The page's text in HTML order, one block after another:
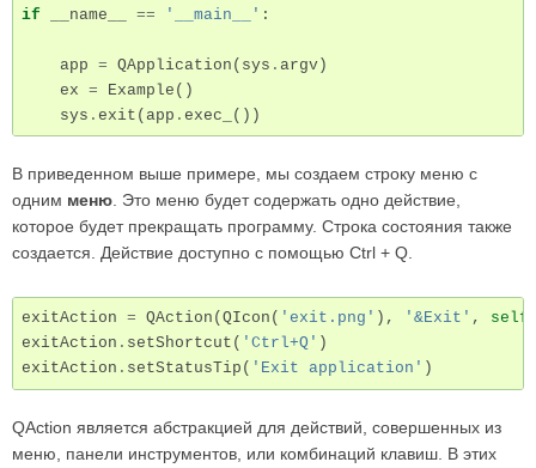
if __name__ == '__main__' :
app = QApplication ( sys . argv)
ex = Example ()
sys . exit ( app . exec_ ())
В приведенном выше примере, мы создаем строку меню с
одним меню. Это меню будет содержать одно действие,
которое будет прекращать программу. Строка состояния также
создается. Действие доступно с помощью Ctrl + Q.
exitAction = QAction ( QIcon ( 'exit.png' ), '&Exit' , self
exitAction . setShortcut ( 'Ctrl+Q' )
exitAction . setStatusTip ( 'Exit application' )
QAction является абстракцией для действий, совершенных из
меню, панели инструментов, или комбинаций клавиш. В этих